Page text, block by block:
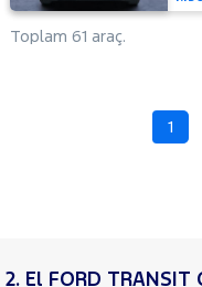
TRAKTÖR
Toplam 61 araç.
1
2. El FORD